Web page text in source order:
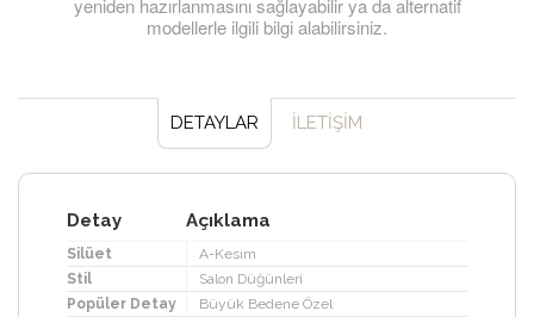
yeniden hazırlanmasını sağlayabilir ya da alternatif
modellerle ilgili bilgi alabilirsiniz.
DETAYLAR İLETİŞİM
Detay Açıklama
Silüet
A-Kesim
Stil
Salon Düğünleri
Popüler Detay
Büyük Bedene Özel